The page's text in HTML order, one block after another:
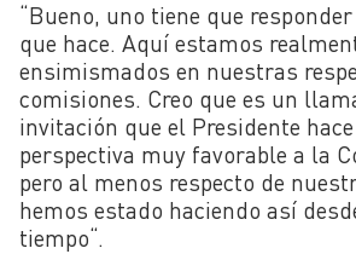
“Bueno, uno tiene que
que hace. Aquí estamos
ensimismados en nuestras
comisiones. Creo que es un
invitación que el Presidente
perspectiva muy favorable a la
pero al menos respecto de
hemos estado haciendo así
tiempo“.